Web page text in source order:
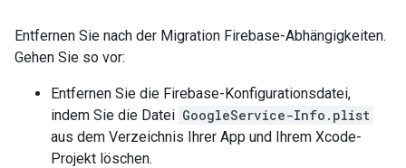
Entfernen Sie nach der Migration Firebase-Abhängigkeiten.
Gehen Sie so vor:
Entfernen Sie die Firebase-Konfigurationsdatei,
indem Sie die Datei GoogleService-Info.plist
aus dem Verzeichnis Ihrer App und Ihrem Xcode-
Projekt löschen.